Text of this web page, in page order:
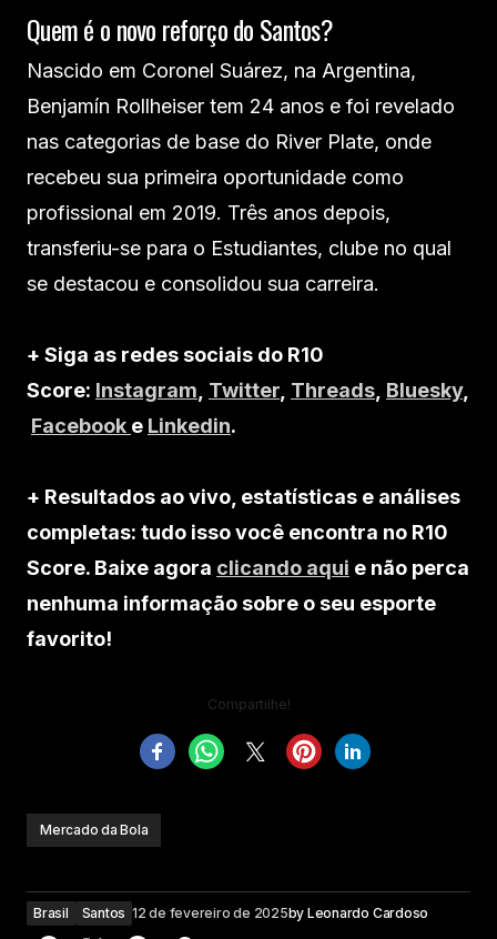
Quem é o novo reforço do Santos?
Nascido em Coronel Suárez, na Argentina,
Benjamín Rollheiser tem 24 anos e foi revelado
nas categorias de base do River Plate, onde
recebeu sua primeira oportunidade como
profissional em 2019. Três anos depois,
transferiu-se para o Estudiantes, clube no qual
se destacou e consolidou sua carreira.
+ Siga as redes sociais do R10
Score: Instagram Twitter Threads Bluesky,
Facebook e Linkedin.
+ Resultados ao vivo, estatísticas e análises
completas: tudo isso você encontra no R10
Score. Baixe agora clicando aqui e não perca
nenhuma informação sobre o seu esporte
favorito!
Compartilhe!
Mercado da Bola
Brasil Santos 12 de fevereiro de 2025by Leonardo Cardoso